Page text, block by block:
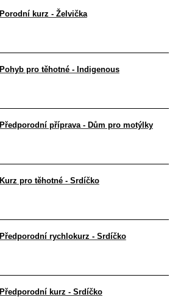
Porodní kurz - Želvička
Pohyb pro těhotné - Indigenous
Předporodní příprava - Dům pro motýlky
Kurz pro těhotné - Srdíčko
Předporodní rychlokurz - Srdíčko
Předporodní kurz - Srdíčko